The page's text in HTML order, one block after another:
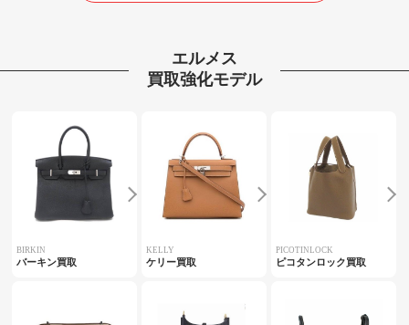
エルメス
買取強化モデル
BIRKIN
バーキン買取
KELLY
ケリー買取
PICOTINLOCK
ピコタンロック買取